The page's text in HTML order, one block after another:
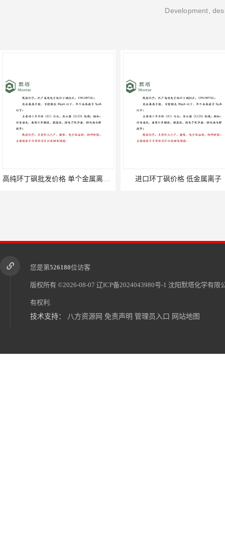
Development,
进口环丁砜价格 低金属离子
电子级环丁砜1126 金属离子总数＜20ppb
您是第526180位访客
版权所有 ©2026-08-07 辽ICP备2024043980号-1 沈阳默塔化学有限
有权利.
技术支持：
八方资源网 免责声明 管理员入口 网站地图